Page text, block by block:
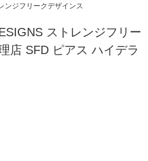
ンジフリークデザインス
ストレンジフリー
店 SFD ピアス ハイデラ